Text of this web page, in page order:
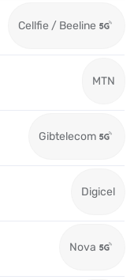
Cellfie / Beeline
MTN
Gibtelecom
Digicel
Nova